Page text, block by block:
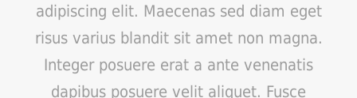
adipiscing elit. Maecenas sed diam eget
risus varius blandit sit amet non magna.
Integer posuere erat a ante venenatis
dapibus posuere velit aliquet. Fusce